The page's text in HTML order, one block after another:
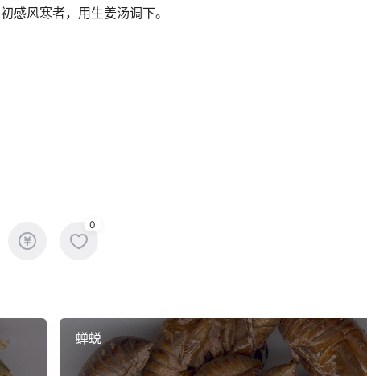
初感风寒者，用生姜汤调下。
0
蝉蜕